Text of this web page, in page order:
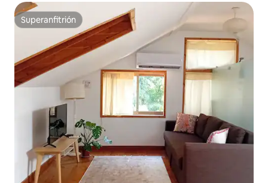
Superanfitrión
Superanfitrión